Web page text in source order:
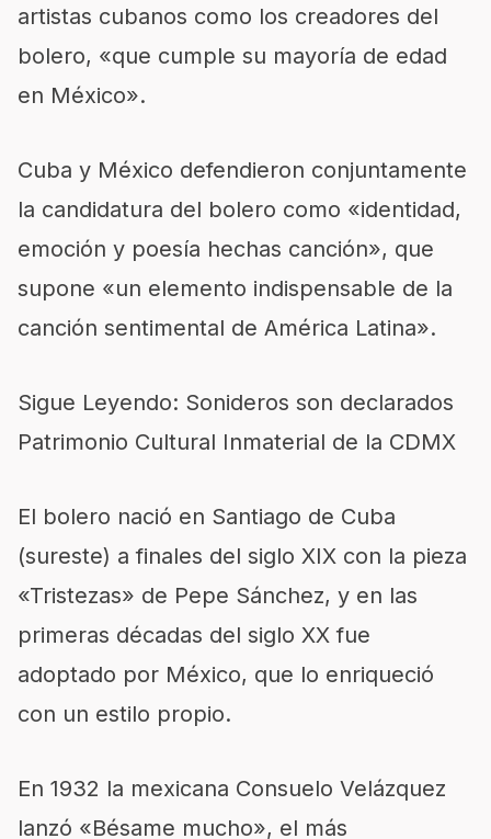
artistas cubanos como los creadores del
bolero, «que cumple su mayoría de edad
en México».
Cuba y México defendieron conjuntamente
la candidatura del bolero como «identidad,
emoción y poesía hechas canción», que
supone «un elemento indispensable de la
canción sentimental de América Latina».
Sigue Leyendo: Sonideros son declarados
Patrimonio Cultural Inmaterial de la CDMX
El bolero nació en Santiago de Cuba
(sureste) a finales del siglo XIX con la pieza
«Tristezas» de Pepe Sánchez, y en las
primeras décadas del siglo XX fue
adoptado por México, que lo enriqueció
con un estilo propio.
En 1932 la mexicana Consuelo Velázquez
lanzó «Bésame mucho», el más